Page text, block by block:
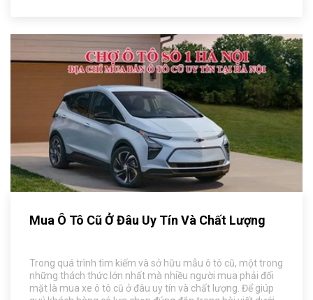
Mua Ô Tô Cũ Ở Đâu Uy Tín Và Chất Lượng
Trong quá trình tìm kiếm và sở hữu mẫu ô tô cũ, một trong
những thách thức lớn nhất mà nhiều người mua phải đối
mặt là mua xe ô tô cũ ở đâu uy tín và chất lượng. Để giúp